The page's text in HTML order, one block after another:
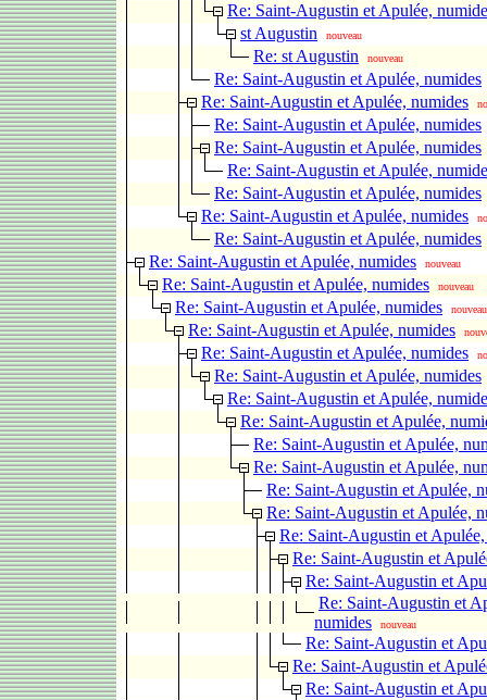
Re: Saint-Augustin et Apulée,
st Augustin
nouveau
Re: st Augustin nouveau
Re: Saint-Augustin et Apulée, numides
Re: Saint-Augustin et Apulée, numides
Re: Saint-Augustin et Apulée, numides
Re: Saint-Augustin et Apulée, numides
Re: Saint-Augustin et Apulée,
Re: Saint-Augustin et Apulée, numides
Re: Saint-Augustin et Apulée, numides
Re: Saint-Augustin et Apulée, numides
Re: Saint-Augustin et Apulée, numides
nouveau
Re: Saint-Augustin et Apulée, numides nouveau
Re: Saint-Augustin et Apulée, numides nouveau
Re: Saint-Augustin et Apulée, numides
Re: Saint-Augustin et Apulée, numides
Re: Saint-Augustin et Apulée, numides
Re: Saint-Augustin et Apulée,
Re: Saint-Augustin et Apulée,
Re: Saint-Augustin et Apulée,
Re: Saint-Augustin et Apulée,
Re: Saint-Augustin et Apulée,
Re: Saint-Augustin et Apulée,
Re: Saint-Augustin et
Re: Saint-Augustin et
Re: Saint-Augustin et
Re: Saint-Augustin et
numides
nouveau
Re: Saint-Augustin et
Re: Saint-Augustin et
Re: Saint-Augustin et